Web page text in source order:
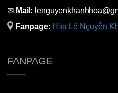
✉ Mail:
Fanpage: Hòa Lê Nguyễn
FANPAGE